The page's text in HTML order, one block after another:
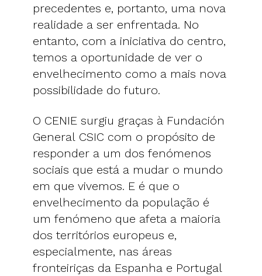
precedentes e, portanto, uma nova
realidade a ser enfrentada. No
entanto, com a iniciativa do centro,
temos a oportunidade de ver o
envelhecimento como a mais nova
possibilidade do futuro.
O CENIE surgiu graças à Fundación
General CSIC com o propósito de
responder a um dos fenómenos
sociais que está a mudar o mundo
em que vivemos. E é que o
envelhecimento da população é
um fenómeno que afeta a maioria
dos territórios europeus e,
especialmente, nas áreas
fronteiriças da Espanha e Portugal